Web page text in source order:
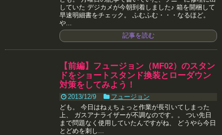
していた デジカメが今朝到着しました♪ 箱を開梱して
早速明細書をチェック。 ふむふむ・・・なるほど。
や...
記事を読む
【前編】フュージョン（MF02）のスタン
ドをショートスタンド換装とローダウン
対策をしてみよう！
2013/12/9
フュージョン
ども。 今日はねぇちょっと作業が長引いてしまった
上、 ガスアナライザーが不調なのです。。 つい先日
まで問題なく使用していたんですがね、 どうやら今日
とどめを刺し...